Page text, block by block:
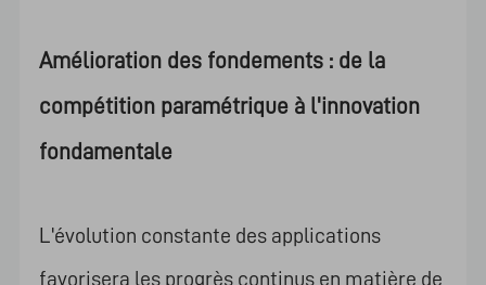
Amélioration des fondements : de la
compétition paramétrique à l'innovation
fondamentale
L'évolution constante des applications
favorisera les progrès continus en matière de